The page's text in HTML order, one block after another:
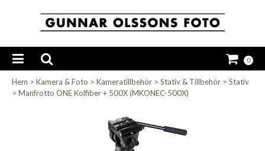
0
Hem > Kamera & Foto > Kameratillbehör > Stativ & Tillbehör > Stativ
> Manfrotto ONE Kolfiber + 500X (MKONEC-500X)